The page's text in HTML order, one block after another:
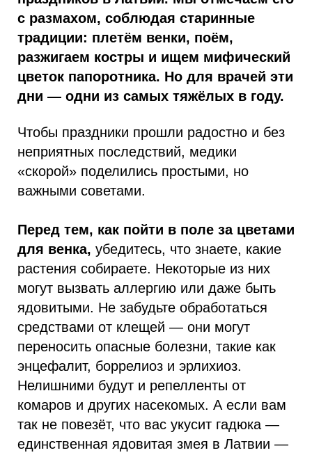
с размахом, соблюдая старинные
традиции: плетём венки, поём,
разжигаем костры и ищем мифический
цветок папоротника. Но для врачей эти
дни — одни из самых тяжёлых в году.
Чтобы праздники прошли радостно и без
неприятных последствий, медики
«скорой» поделились простыми, но
важными советами.
Перед тем, как пойти в поле за цветами
для венка, убедитесь, что знаете, какие
растения собираете. Некоторые из них
могут вызвать аллергию или даже быть
ядовитыми. Не забудьте обработаться
средствами от клещей — они могут
переносить опасные болезни, такие как
энцефалит, боррелиоз и эрлихиоз.
Нелишними будут и репелленты от
комаров и других насекомых. А если вам
так не повезёт, что вас укусит гадюка —
единственная ядовитая змея в Латвии —